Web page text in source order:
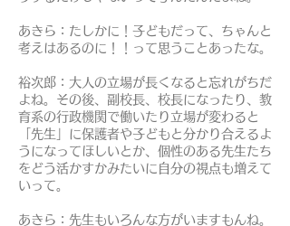
あきら：たしかに！子どもだって、ちゃんと
考えはあるのに！！って思うことあったな。
裕次郎：大人の立場が長くなると忘れがちだ
よね。その後、副校長、校長になったり、教
育系の行政機関で働いたり立場が変わると
「先生」に保護者や子どもと分かり合えるよ
うになってほしいとか、個性のある先生たち
をどう活かすかみたいに自分の視点も増えて
いって。
あきら：先生もいろんな方がいますもんね。